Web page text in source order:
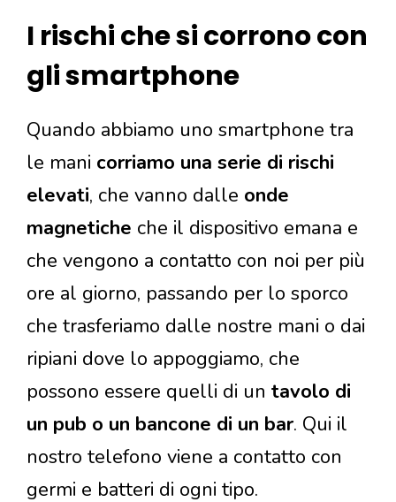
I rischi che si corrono con
gli smartphone
Quando abbiamo uno smartphone tra
le mani corriamo una serie di rischi
elevati, che vanno dalle onde
magnetiche che il dispositivo emana e
che vengono a contatto con noi per più
ore al giorno, passando per lo sporco
che trasferiamo dalle nostre mani o dai
ripiani dove lo appoggiamo, che
possono essere quelli di un tavolo di
un pub o un bancone di un bar. Qui il
nostro telefono viene a contatto con
germi e batteri di ogni tipo.